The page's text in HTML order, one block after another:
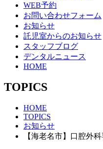
WEB予約
お問い合わせフォーム
お知らせ
託児室からのお知らせ
スタッフブログ
デンタルニュース
HOME
TOPICS
HOME
TOPICS
お知らせ
【海老名市】口腔外